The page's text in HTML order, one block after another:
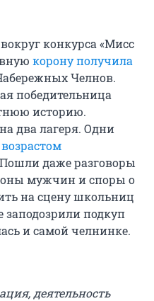
конкурса «Мисс
корону получила
Челнов.
победительница
историю.
два лагеря. Одни
даже разговоры
мужчин и споры о
на сцену школьниц
заподозрили подкуп
и самой челнинке.
деятельность